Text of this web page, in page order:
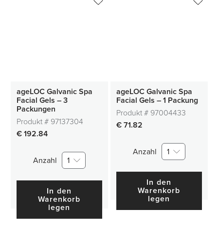
ageLOC Galvanic Spa
Facial Gels – 3
Packungen
Produkt # 97137304
€ 192.84
Anzahl 1
In den
Warenkorb
legen
ageLOC Galvanic Spa
Facial Gels – 1 Packung
Produkt # 97004433
€ 71.82
Anzahl 1
In den
Warenkorb
legen